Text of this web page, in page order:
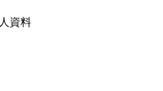
資料